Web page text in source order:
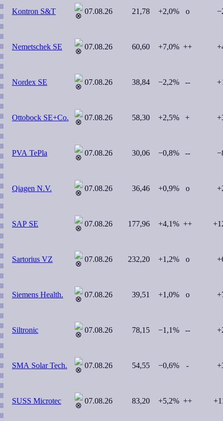
Kontron S&T 07.08.26 21,78 +2,0% o
Nemetschek SE 07.08.26 60,60 +7,0% ++
Nordex SE 07.08.26 38,84 −2,2% --
Ottobock SE+Co. 07.08.26 58,30 +2,5% +
PVA TePla 07.08.26 30,06 −0,8% --
Qiagen N.V. 07.08.26 36,46 +0,9% o
SAP SE 07.08.26 177,96 +4,1% ++
Sartorius VZ 07.08.26 232,20 +1,2% o
Siemens Health. 07.08.26 39,51 +1,0% o
Siltronic 07.08.26 78,15 −1,1% --
SMA Solar Tech. 07.08.26 54,55 −0,6% -
SUSS Microtec 07.08.26 83,20 +5,2% ++